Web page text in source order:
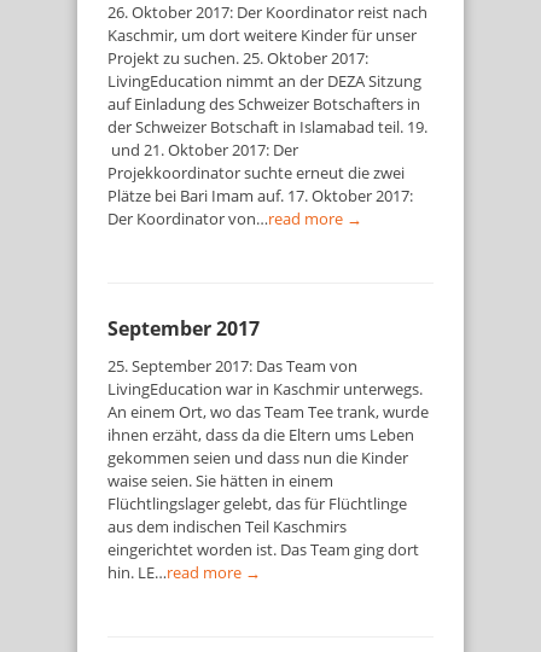
26. Oktober 2017: Der Koordinator reist nach
Kaschmir, um dort weitere Kinder für unser
Projekt zu suchen. 25. Oktober 2017:
LivingEducation nimmt an der DEZA Sitzung
auf Einladung des Schweizer Botschafters in
der Schweizer Botschaft in Islamabad teil. 19.
und 21. Oktober 2017: Der
Projekkoordinator suchte erneut die zwei
Plätze bei Bari Imam auf. 17. Oktober 2017:
Der Koordinator von…read more →
September 2017
25. September 2017: Das Team von
LivingEducation war in Kaschmir unterwegs.
An einem Ort, wo das Team Tee trank, wurde
ihnen erzäht, dass da die Eltern ums Leben
gekommen seien und dass nun die Kinder
waise seien. Sie hätten in einem
Flüchtlingslager gelebt, das für Flüchtlinge
aus dem indischen Teil Kaschmirs
eingerichtet worden ist. Das Team ging dort
hin. LE…read more →